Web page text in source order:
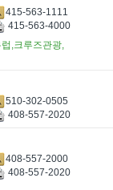
415-563-1111
415-563-4000
,크루즈관광,
510-302-0505
408-557-2020
408-557-2000
408-557-2020